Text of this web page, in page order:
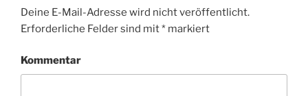
Deine E-Mail-Adresse wird nicht veröffentlicht.
Erforderliche Felder sind mit* markiert
Kommentar